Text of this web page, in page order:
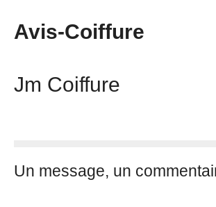
Avis-Coiffure
Jm Coiffure
Un message, un